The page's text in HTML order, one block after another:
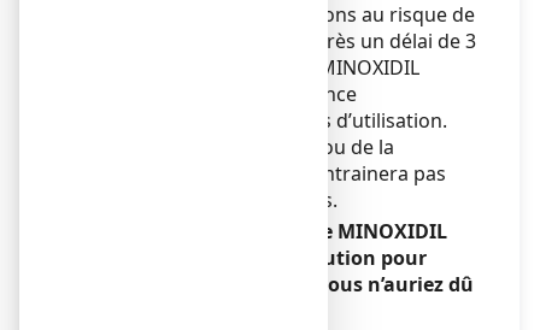
Ne pas arrêter les applications au risque de
revenir à l'état antérieur après un délai de 3
ou 4 mois. Ne plus utiliser MINOXIDIL
SANDOZ CONSEIL en l’absence
d’amélioration après 4 mois d’utilisation.
L’augmentation de la dose ou de la
fréquence d’application n’entrainera pas
d’amélioration des résultats.
Si vous avez utilisé plus de MINOXIDIL
SANDOZ CONSEIL 5 %, solution pour
application cutanée que vous n’auriez dû